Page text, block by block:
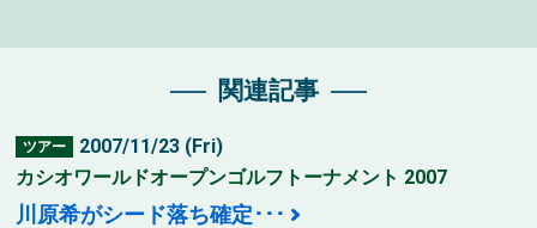
関連記事
ツアー
2007/11/23 (Fri)
カシオワールドオープンゴルフトーナメント 2007
川原希がシード落ち確定･･･